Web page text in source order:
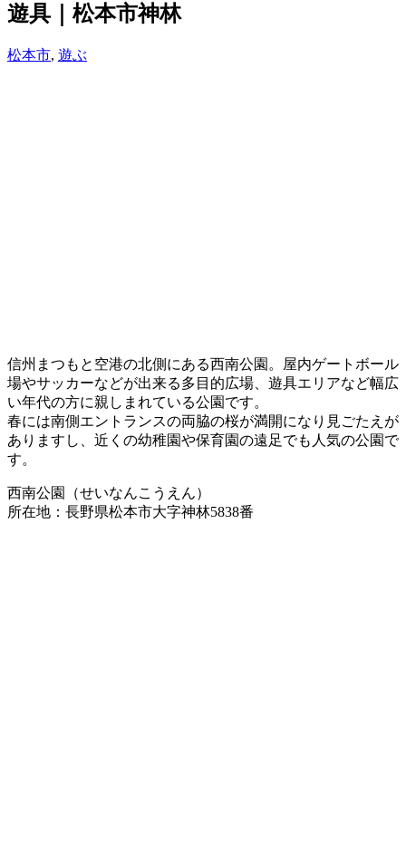
遊具｜松本市神林
松本市, 遊ぶ
信州まつもと空港の北側にある西南公園。屋内ゲートボール
場やサッカーなどが出来る多目的広場、遊具エリアなど幅広
い年代の方に親しまれている公園です。
春には南側エントランスの両脇の桜が満開になり見ごたえが
ありますし、近くの幼稚園や保育園の遠足でも人気の公園で
す。
西南公園（せいなんこうえん）
所在地：長野県松本市大字神林5838番